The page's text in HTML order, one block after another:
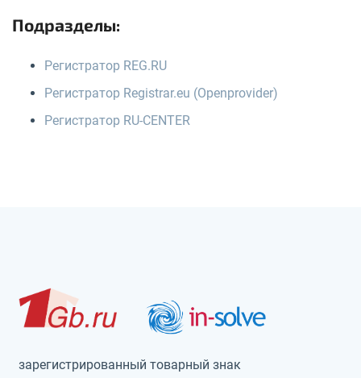
Подразделы:
Регистратор REG.RU
Регистратор Registrar.eu (Openprovider)
Регистратор RU-CENTER
зарегистрированный товарный знак